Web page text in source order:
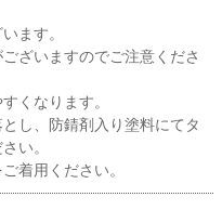
ます。
ざいますのでご注意くださ
くなります。
し、防錆剤入り塗料にてタ
い。
着用ください。